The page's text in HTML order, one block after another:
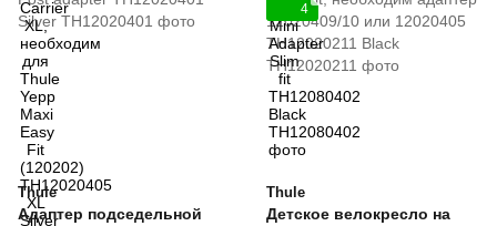
Thule
Адаптер подседельной
4
Thule
Детское велокресло на